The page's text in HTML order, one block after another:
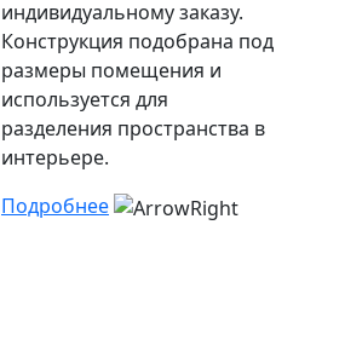
индивидуальному заказу.
Конструкция подобрана под
размеры помещения и
используется для
разделения пространства в
интерьере.
Подробнее